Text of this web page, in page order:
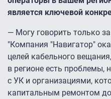
является ключевой
— Могу говорить только
"Компания "Навигатор"
целей кабельного
в регионе есть проблемы,
с УК и организациями,
капитальным ремонтом